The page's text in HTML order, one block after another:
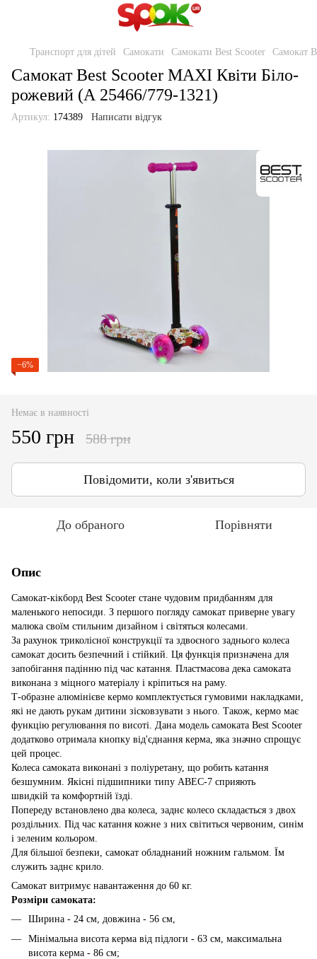
Транспорт для дітей Самокати Самокати Best Scooter Самокат
Самокат Best Scooter MAXI Квіти Біло-
рожевий (А 25466/779-1321)
Артикул: 174389 Написати відгук
−6%
Немає в наявності
550 грн 588 грн
Повідомити, коли з'явиться
До обраного Порівняти
Опис
Самокат-кікборд Best Scooter стане чудовим придбанням для
маленького непосиди. З першого погляду самокат приверне увагу
малюка своїм стильним дизайном і світяться колесами.
За рахунок триколісної конструкції та здвоєного заднього колеса
самокат досить безпечний і стійкий. Ця функція призначена для
запобігання падінню під час катання. Пластмасова дека самоката
виконана з міцного матеріалу і кріпиться на раму.
Т-образне алюмінієве кермо комплектується гумовими накладками,
які не дають рукам дитини зісковзувати з нього. Також, кермо має
функцію регулювання по висоті. Дана модель самоката Best Scooter
додатково отримала кнопку від'єднання керма, яка значно спрощує
цей процес.
Колеса самоката виконані з поліуретану, що робить катання
безшумним. Якісні підшипники типу ABEC-7 сприяють
швидкій та комфортній їзді.
Попереду встановлено два колеса, заднє колесо складається з двох
роздільних. Під час катання кожне з них світиться червоним, синім
і зеленим кольором.
Для більшої безпеки, самокат обладнаний ножним гальмом. Їм
служить заднє крило.
Самокат витримує навантаження до 60 кг.
Розміри самоката:
Ширина - 24 см, довжина - 56 см,
Мінімальна висота керма від підлоги - 63 см, максимальна
висота керма - 86 см;